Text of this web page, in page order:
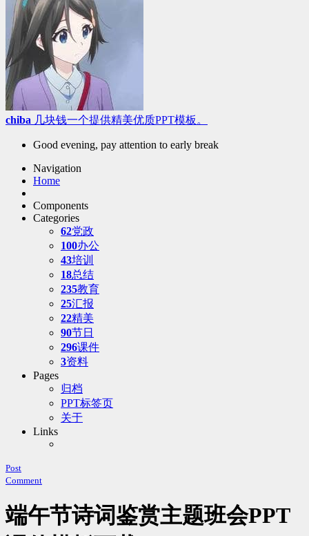
chiba 几块钱一个提供精美优质PPT模板。
Good evening, pay attention to early break
Navigation
Home
Components
Categories
62党政
100办公
43培训
18总结
235教育
25汇报
22精美
90节日
296课件
3资料
Pages
归档
PPT标签页
关于
Links
Post
Comment
端午节诗词鉴赏主题班会PPT